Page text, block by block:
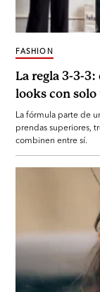
La regla 3-3-
looks con solo
FASHION
La fórmula parte de
prendas superiores,
combinen entre sí.